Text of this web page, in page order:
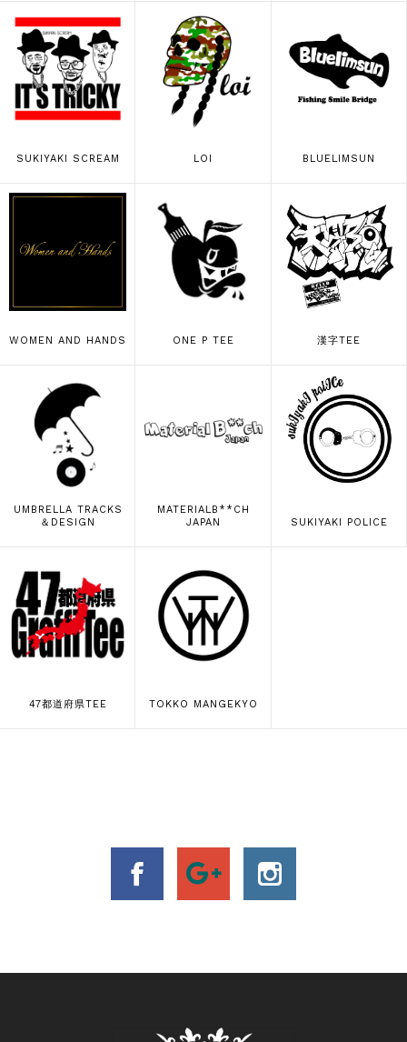
SUKIYAKI SCREAM LOI BLUELIMSUN
WOMEN AND HANDS ONE P TEE 漢字TEE
UMBRELLA TRACKS
＆DESIGN
MATERIALB**CH
JAPAN
SUKIYAKI POLICE
47都道府県TEE TOKKO MANGEKYO